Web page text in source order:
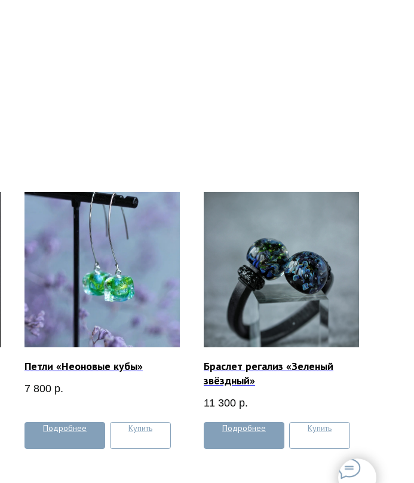
Петли «Неоновые кубы»
7 800 р.
Подробнее Купить
Браслет регализ «Зеленый
звёздный»
11 300 р.
Подробнее Купить